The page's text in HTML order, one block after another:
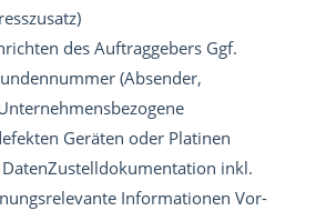
des Auftraggebers Ggf.
(Absender,
Geräten oder Platinen
inkl.
Informationen Vor-